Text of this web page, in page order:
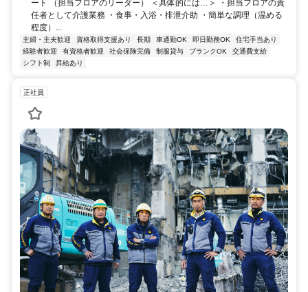
ート （担当フロアのリーダー） ＜具体的には…＞ ・担当フロアの責
任者として介護業務 ・食事・入浴・排泄介助 ・簡単な調理（温める
程度）...
主婦・主夫歓迎 資格取得支援あり 長期 車通勤OK 即日勤務OK
住宅手当あり
経験者歓迎
有資格者歓迎 社会保険完備 制服貸与 ブランクOK
交通費支給
シフト制
昇給あり
正社員